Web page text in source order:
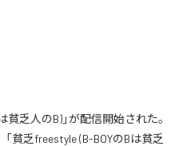
貧乏人のB)」が配信開始された。
貧乏freestyle (B-BOYのBは貧乏